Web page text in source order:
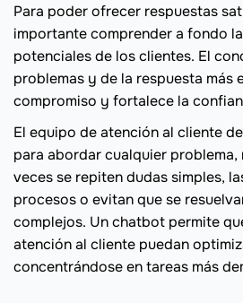
Para poder ofrecer respuestas
importante comprender a fondo
potenciales de los clientes. El
problemas y de la respuesta más
compromiso y fortalece la
El equipo de atención al cliente
para abordar cualquier problema,
veces se repiten dudas simples,
procesos o evitan que se
complejos. Un chatbot permite
atención al cliente puedan
concentrándose en tareas más